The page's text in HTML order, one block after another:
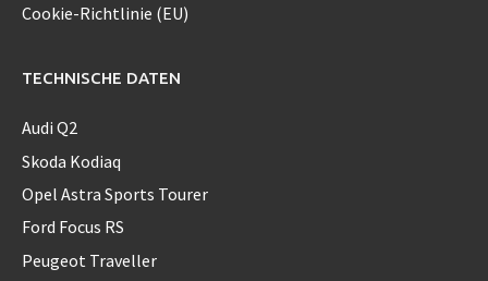
Cookie-Richtlinie (EU)
TECHNISCHE DATEN
Audi Q2
Skoda Kodiaq
Opel Astra Sports Tourer
Ford Focus RS
Peugeot Traveller